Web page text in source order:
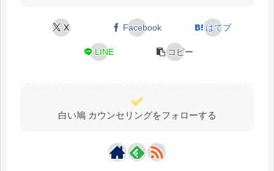
X Facebook はてブ
LINE コピー
白い鳩 カウンセリングをフォローする